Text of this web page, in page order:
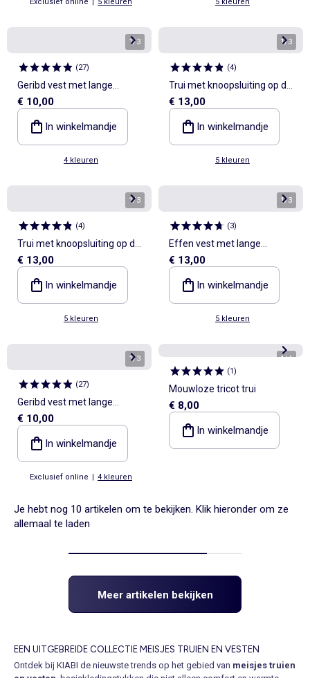
1/3
(27)
Geribd vest met lange
mouwen
€ 10,00
In winkelmandje
4 kleuren
1/3
(4)
Trui met knoopsluiting op de
schouder
€ 13,00
In winkelmandje
5 kleuren
1/3
(4)
Trui met knoopsluiting op de
schouder
€ 13,00
In winkelmandje
5 kleuren
1/3
(3)
Effen vest met lange
mouwen
€ 13,00
In winkelmandje
5 kleuren
1/3
(27)
Geribd vest met lange
mouwen
€ 10,00
In winkelmandje
Exclusief online | 4 kleuren
1/4
(1)
Mouwloze tricot trui
€ 8,00
In winkelmandje
Je hebt nog 10 artikelen om te bekijken. Klik hieronder om ze
allemaal te laden
Meer artikelen bekijken
EEN UITGEBREIDE COLLECTIE MEISJES TRUIEN EN VESTEN
Ontdek bij KIABI de nieuwste trends op het gebied van meisjes truien